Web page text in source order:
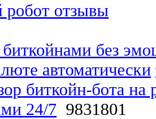
робот отзывы
биткойнами без
автоматически
биткойн-бота на
24/7 9831801